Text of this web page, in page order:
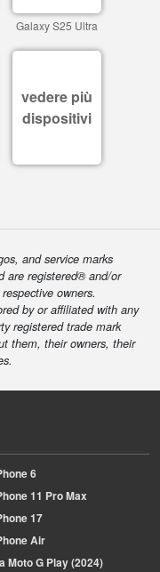
Galaxy S25 Ultra
vedere più
dispositivi
and service marks
are registered® and/or
owners.
by or affiliated with any
registered trade mark
them, their owners, their
6
11 Pro Max
17
Air
Moto G Play (2024)